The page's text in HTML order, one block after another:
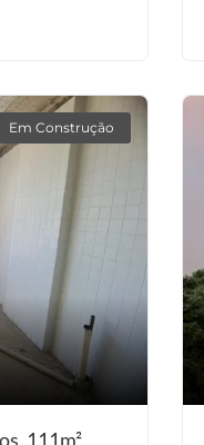
Em Construção
111m²